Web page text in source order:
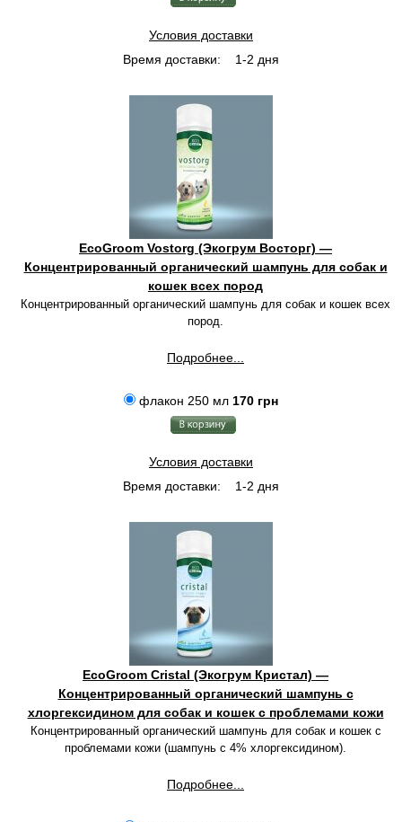
Условия доставки
Время доставки:
1-2 дня
EcoGroom Vostorg (Экогрум Восторг) —
Концентрированный органический шампунь для собак и
кошек всех пород
Концентрированный органический шампунь для собак и кошек всех
пород.
Подробнее...
флакон 250 мл 170 грн
Условия доставки
Время доставки:
1-2 дня
EcoGroom Cristal (Экогрум Кристал) —
Концентрированный органический шампунь с
хлоргексидином для собак и кошек с проблемами кожи
Концентрированный органический шампунь для собак и кошек с
проблемами кожи (шампунь с 4% хлоргексидином).
Подробнее...